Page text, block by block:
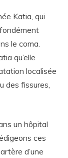
Katia, qui
le coma.
qu’elle
localisée
des fissures,
un hôpital
ces
d’une